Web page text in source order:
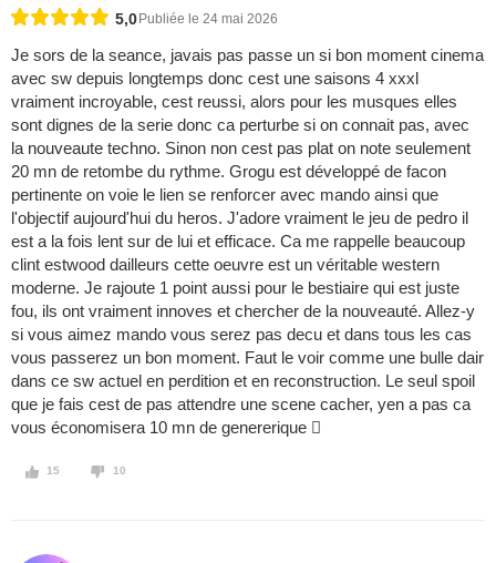
5,0 Publiée le 24 mai 2026
Je sors de la seance, javais pas passe un si bon moment cinema
avec sw depuis longtemps donc cest une saisons 4 xxxl
vraiment incroyable, cest reussi, alors pour les musques elles
sont dignes de la serie donc ca perturbe si on connait pas, avec
la nouveaute techno. Sinon non cest pas plat on note seulement
20 mn de retombe du rythme. Grogu est développé de facon
pertinente on voie le lien se renforcer avec mando ainsi que
l'objectif aujourd'hui du heros. J'adore vraiment le jeu de pedro il
est a la fois lent sur de lui et efficace. Ca me rappelle beaucoup
clint estwood dailleurs cette oeuvre est un véritable western
moderne. Je rajoute 1 point aussi pour le bestiaire qui est juste
fou, ils ont vraiment innoves et chercher de la nouveauté. Allez-y
si vous aimez mando vous serez pas decu et dans tous les cas
vous passerez un bon moment. Faut le voir comme une bulle dair
dans ce sw actuel en perdition et en reconstruction. Le seul spoil
que je fais cest de pas attendre une scene cacher, yen a pas ca
vous économisera 10 mn de genererique 
15 10